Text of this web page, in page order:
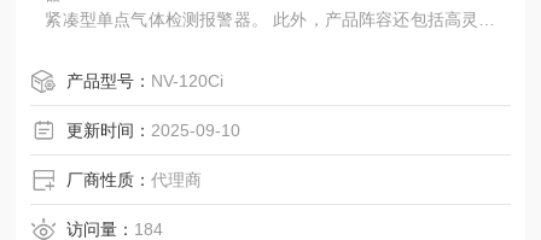
紧凑型单点气体检测报警器。 此外，产品阵容还包括高灵敏
120Dx）、氧气（NV-120Sx）和直流4~20mA输入（NV-120
Mx）。
产品型号： NV-120Ci
更新时间： 2025-09-10
厂商性质：代理商
访问量： 184